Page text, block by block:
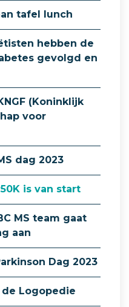
tafel lunch
hebben de
gevolgd en
(Koninklijk
voor
dag 2023
is van start
MS team gaat
aan
Dag 2023
de Logopedie